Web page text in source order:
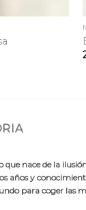
que nace de la
años y
para coger las